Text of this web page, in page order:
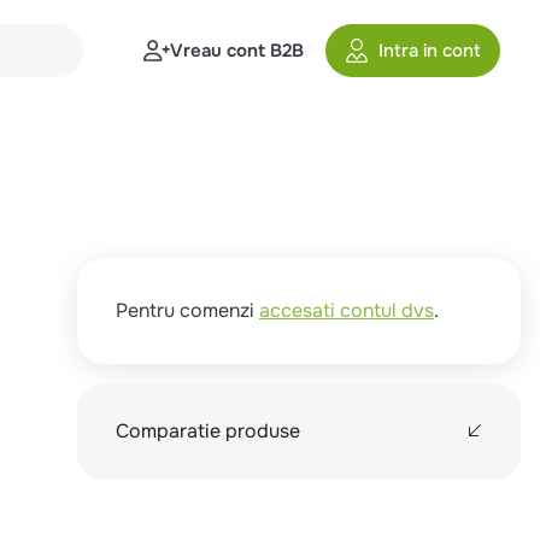
Vreau cont B2B Intra in cont
Pentru comenzi accesati contul dvs.
Comparatie produse